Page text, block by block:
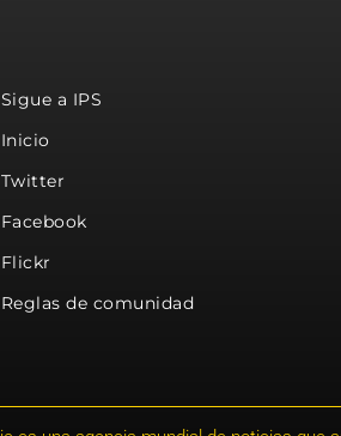
Sigue a IPS
Inicio
Twitter
Facebook
Flickr
Reglas de comunidad